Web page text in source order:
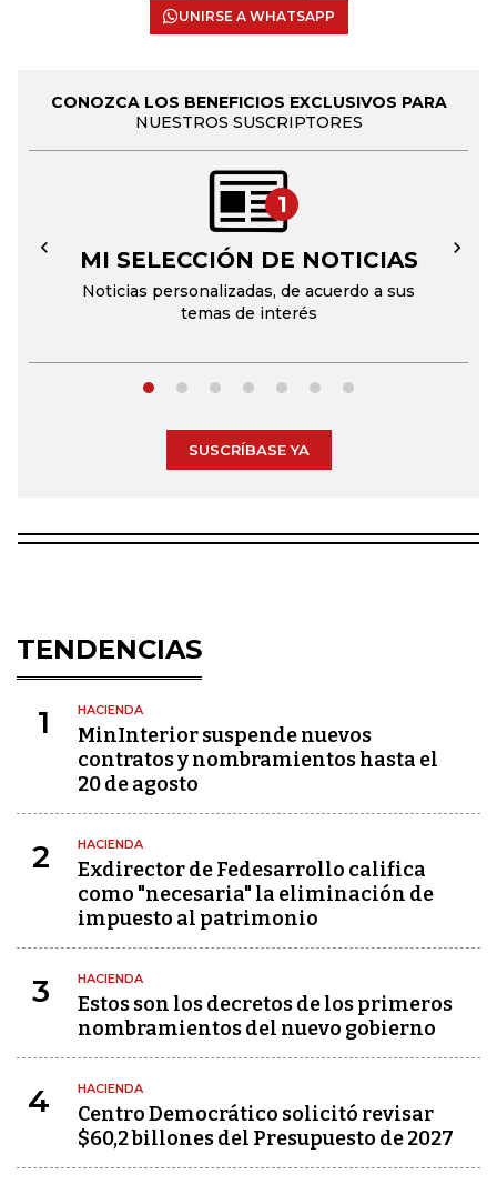
UNIRSE A WHATSAPP
CONOZCA LOS BENEFICIOS EXCLUSIVOS PARA
NUESTROS SUSCRIPTORES
1
MI SELECCIÓN DE NOTICIAS
Noticias personalizadas, de acuerdo a sus
temas de interés
← →
SUSCRÍBASE YA
TENDENCIAS
1 HACIENDA
MinInterior suspende nuevos
contratos y nombramientos hasta el
20 de agosto
2 HACIENDA
Exdirector de Fedesarrollo califica
como "necesaria" la eliminación de
impuesto al patrimonio
3 HACIENDA
Estos son los decretos de los primeros
nombramientos del nuevo gobierno
4 HACIENDA
Centro Democrático solicitó revisar
$60,2 billones del Presupuesto de 2027